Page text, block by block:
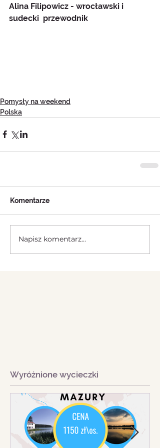
Alina Filipowicz - wrocławski i
sudecki  przewodnik
Pomysły na weekend
Polska
Komentarze
Napisz komentarz...
Wyróżnione wycieczki